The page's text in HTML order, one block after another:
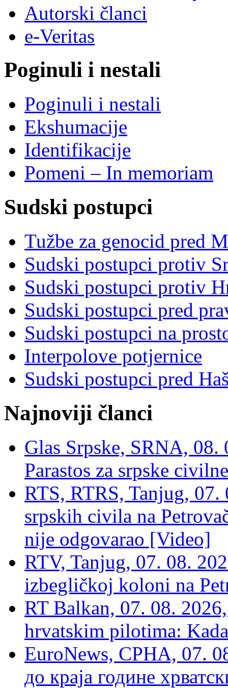
Autorski članci
e-Veritas
Poginuli i nestali
Poginuli i nestali
Ekshumacije
Identifikacije
Pomeni – In memoriam
Sudski postupci
Tužbe za genocid pred
Sudski postupci protiv
Sudski postupci protiv
Sudski postupci pred
Sudski postupci na
Interpolove potjernice
Sudski postupci pred
Najnoviji članci
Glas Srpske, SRNA,
Parastos za srpske
RTS, RTRS, Tanjug,
srpskih civila na
nije odgovarao [Video]
RTV, Tanjug, 07. 08.
izbegličkoj koloni na
RT Balkan, 07. 08.
hrvatskim pilotima:
EuroNews, СРНА, 07.
до краја године